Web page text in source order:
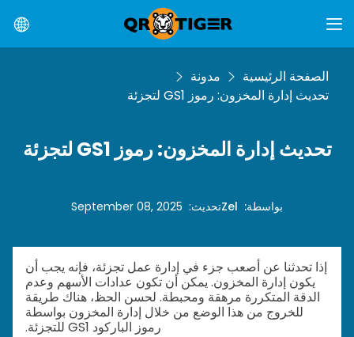
الصفحة الرئيسية
مدونة
تحديث إدارة المخزون: رموز GS1 لتجزئة
تحديث إدارة المخزون: رموز GS1 لتجزئة
بواسطة:
Zelتحديث:
September 08, 2025
إذا تحدثنا عن أصعب جزء في إدارة عمل تجزئة، فإنه يجب أن
يكون إدارة المخزون. يمكن أن تكون عدادات الأسهم وعدم
الدقة المتكررة مرهقة ومحبطة. لحسن الحظ، هناك طريقة
للخروج من هذا الوضع من خلال إدارة المخزون بواسطة
رموز الباركود GS1 للتجزئة.